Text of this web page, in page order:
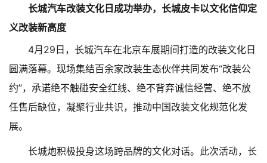
长城汽车改装文化日成功举办，长城皮卡以文化信仰定
义改装新高度
4月29日，长城汽车在北京车展期间打造的改装文化日
圆满落幕。现场集结百余家改装生态伙伴共同发布“改装公
约”，承诺绝不触碰安全红线、绝不背弃诚信经营、绝不放
任售后缺位，凝聚行业共识，推动中国改装文化规范化发
展。
长城炮积极投身这场跨品牌的文化对话。此次活动，长